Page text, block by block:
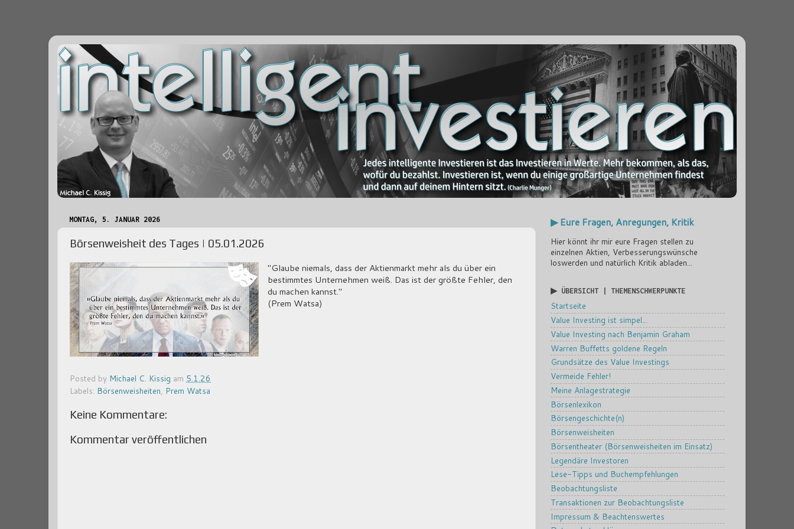
MONTAG, 5. JANUAR 2026
Börsenweisheit des Tages | 05.01.2026
"Glaube niemals, dass der Aktienmarkt mehr als du über ein
bestimmtes Unternehmen weiß. Das ist der größte Fehler, den
du machen kannst."
(Prem Watsa)
Posted by Michael C. Kissig am 5.1.26
Labels: Börsenweisheiten, Prem Watsa
Keine Kommentare:
Kommentar veröffentlichen
▶ Eure Fragen, Anregungen, Kritik
Hier könnt ihr mir eure Fragen stellen zu
einzelnen Aktien, Verbesserungswünsche
loswerden und natürlich Kritik abladen...
▶ ÜBERSICHT | THEMENSCHWERPUNKTE
Startseite
Value Investing ist simpel...
Value Investing nach Benjamin Graham
Warren Buffetts goldene Regeln
Grundsätze des Value Investings
Vermeide Fehler!
Meine Anlagestrategie
Börsenlexikon
Börsengeschichte(n)
Börsenweisheiten
Börsentheater (Börsenweisheiten im Einsatz)
Legendäre Investoren
Lese-Tipps und Buchempfehlungen
Beobachtungsliste
Transaktionen zur Beobachtungsliste
Impressum & Beachtenswertes